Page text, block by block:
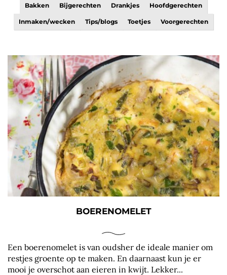
Bakken Bijgerechten Drankjes Hoofdgerechten
Inmaken/wecken Tips/blogs Toetjes Voorgerechten
BOERENOMELET
Een boerenomelet is van oudsher de ideale manier om
restjes groente op te maken. En daarnaast kun je er
mooi je overschot aan eieren in kwijt. Lekker...